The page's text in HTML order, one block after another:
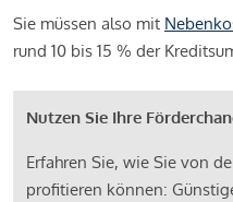
Sie müssen also mit
rund 10 bis 15 % der
Nutzen Sie Ihre
Erfahren Sie, wie Sie von
profitieren können: